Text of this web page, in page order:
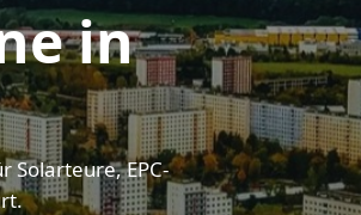
in
Solarteure, EPC-